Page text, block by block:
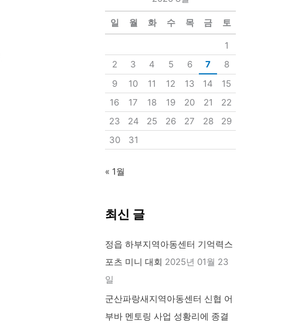
일 월 화 수 목 금 토
1
2
3 4 5 6 7
8
9
10 11 12 13 14
15
16
17 18 19 20 21
22
23
24 25 26 27 28
29
30
31
« 1월
최신 글
정읍 하부지역아동센터 기억력스
포츠 미니 대회 2025년 01월 23
일
군산파랑새지역아동센터 신협 어
부바 멘토링 사업 성황리에 종결